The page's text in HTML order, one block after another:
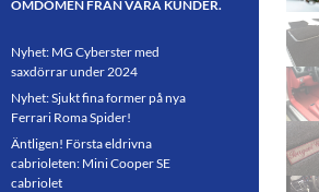
OMDÖMEN FRÅN VÅRA KUNDER.
Nyhet: MG Cyberster med
saxdörrar under 2024
Nyhet: Sjukt fina former på nya
Ferrari Roma Spider!
Äntligen! Första eldrivna
cabrioleten: Mini Cooper SE
cabriolet